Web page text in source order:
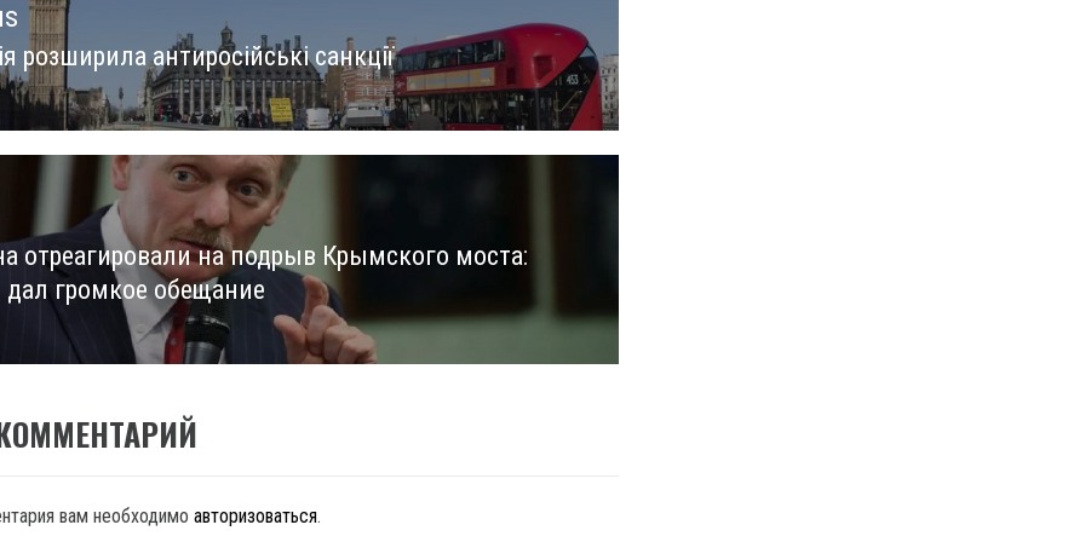
розширила антиросійські санкції
отреагировали на подрыв Крымского моста:
громкое обещание
вам необходимо авторизоваться.